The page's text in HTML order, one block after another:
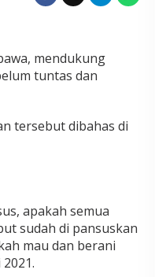
mendukung
tuntas dan
tersebut dibahas di
apakah semua
sudah di pansuskan
mau dan berani